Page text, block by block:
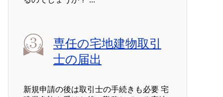
専任の宅地建物取引
士の届出
新規申請の後は取引士の手続きも必要 宅